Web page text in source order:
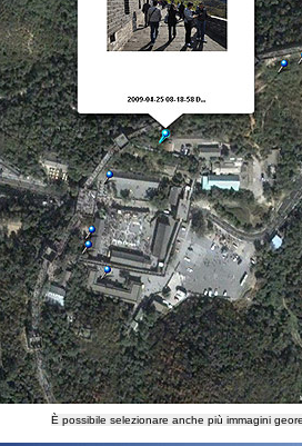
È possibile selezionare anche più immagini